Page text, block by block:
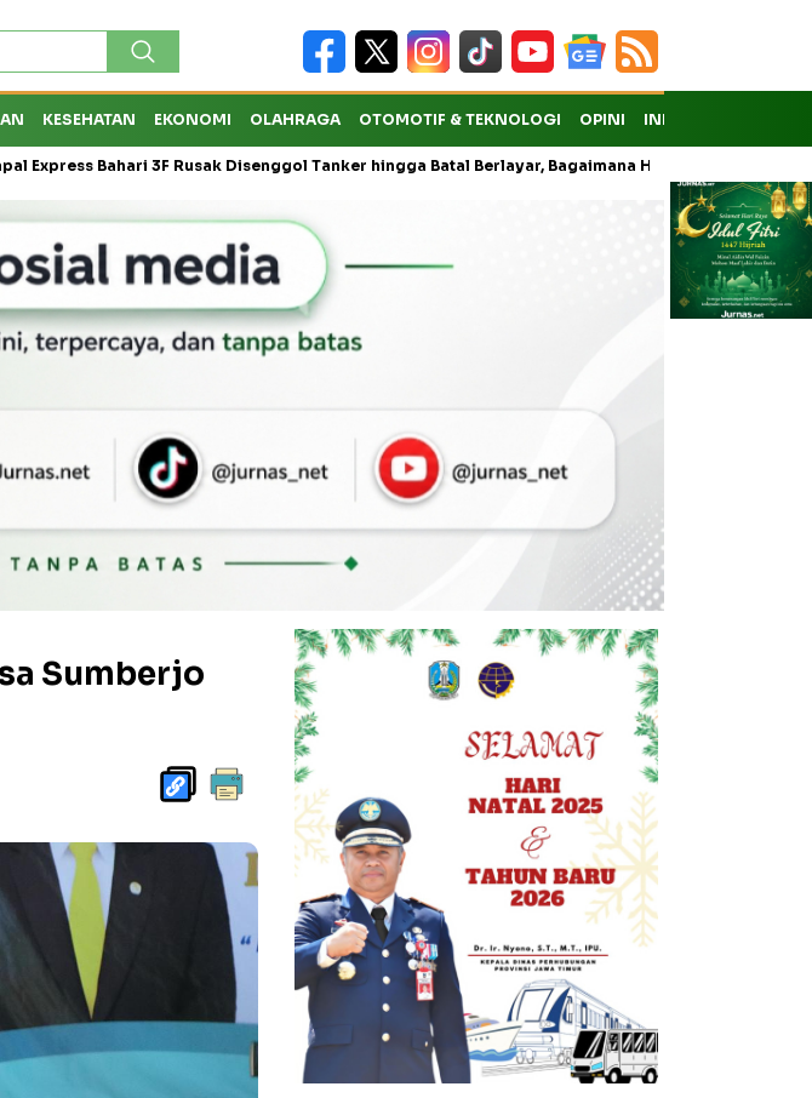
KESEHATAN EKONOMI OLAHRAGA OTOMOTIF & TEKNOLOGI OPINI INDEKS
3F Rusak Disenggol Tanker hingga Batal Berlayar, Bagaimana Hak Penumpang atas Kompensasi?
Sumberjo